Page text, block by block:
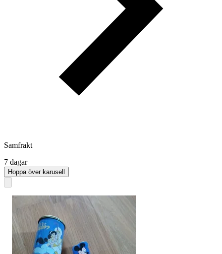
Samfrakt
7 dagar
Hoppa över karusell